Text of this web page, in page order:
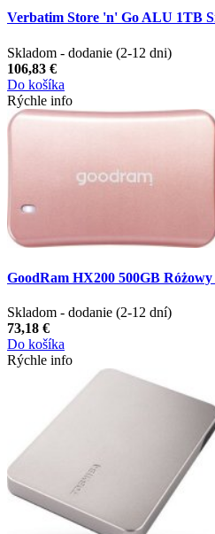
Verbatim Store 'n' Go ALU 1TB
Skladom - dodanie (2-12 dni)
106,83 €
Do košíka
Rýchle info
GoodRam HX200 500GB
Skladom - dodanie (2-12 dní)
73,18 €
Do košíka
Rýchle info